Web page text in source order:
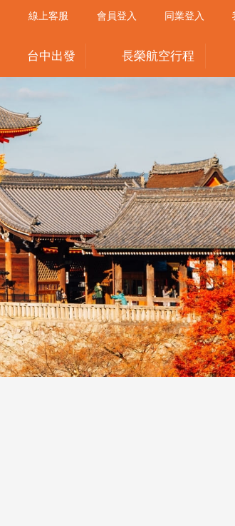
台中出發 長榮航空行程
線上客服 會員登入 同業登入